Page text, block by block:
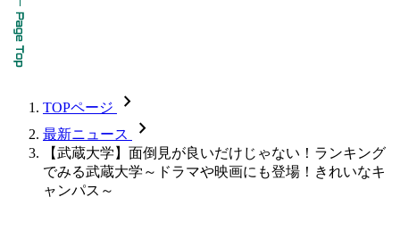
TOPページ chevron_forward
最新ニュース chevron_forward
【武蔵大学】面倒見が良いだけじゃない！ランキング
でみる武蔵大学～ドラマや映画にも登場！きれいなキ
ャンパス～